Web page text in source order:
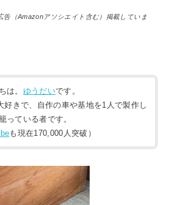
告（Amazonアソシエイト含む）掲載していま
は。 ゆうだいです。
好きで、自作の車や基地を1人で製作し
っている者です。
も現在170,000人突破）